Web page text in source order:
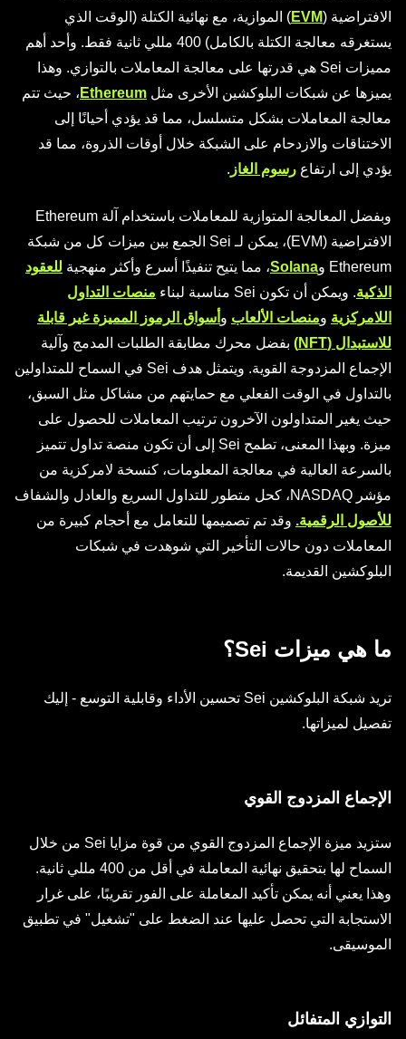
الافتراضية (EVM) الموازية، مع نهائية الكتلة (الوقت الذي
يستغرقه معالجة الكتلة بالكامل) 400 مللي ثانية فقط. وأحد أهم
مميزات Sei هي قدرتها على معالجة المعاملات بالتوازي. وهذا
يميزها عن شبكات البلوكشين الأخرى مثل Ethereum ، حيث تتم
معالجة المعاملات بشكل متسلسل، مما قد يؤدي أحيانًا إلى
الاختناقات والازدحام على الشبكة خلال أوقات الذروة، مما قد
يؤدي إلى ارتفاع رسوم الغاز .
وبفضل المعالجة المتوازية للمعاملات باستخدام آلة Ethereum
الافتراضية (EVM)، يمكن لـ Sei الجمع بين ميزات كل من شبكة
Ethereum و
Solana، مما يتيح تنفيذًا أسرع وأكثر منهجية للعقود
الذكية. ويمكن أن تكون Sei مناسبة لبناء
منصات التداول
اللامركزية ومنصات الألعاب و أسواق الرموز المميزة غير قابلة
للاستبدال (NFT)
بفضل محرك مطابقة الطلبات المدمج وآلية
الإجماع المزدوجة القوية. ويتمثل هدف Sei في السماح للمتداولين
بالتداول في الوقت الفعلي مع حمايتهم من مشاكل مثل السبق،
حيث يغير المتداولون الآخرون ترتيب المعاملات للحصول على
ميزة. وبهذا المعنى، تطمح Sei إلى أن تكون منصة تداول تتميز
بالسرعة العالية في معالجة المعلومات، كنسخة لامركزية من
مؤشر NASDAQ، كحل متطور للتداول السريع والعادل والشفاف
للأصول الرقمية. وقد تم تصميمها للتعامل مع أحجام كبيرة من
المعاملات دون حالات التأخير التي شوهدت في شبكات
البلوكشين القديمة.
ما هي ميزات Sei؟
تريد شبكة البلوكشين Sei تحسين الأداء وقابلية التوسع - إليك
تفصيل لميزاتها.
الإجماع المزدوج القوي
ستزيد ميزة الإجماع المزدوج القوي من قوة مزايا Sei من خلال
السماح لها بتحقيق نهائية المعاملة في أقل من 400 مللي ثانية.
وهذا يعني أنه يمكن تأكيد المعاملة على الفور تقريبًا، على غرار
الاستجابة التي تحصل عليها عند الضغط على "تشغيل" في تطبيق
الموسيقى.
التوازي المتفائل